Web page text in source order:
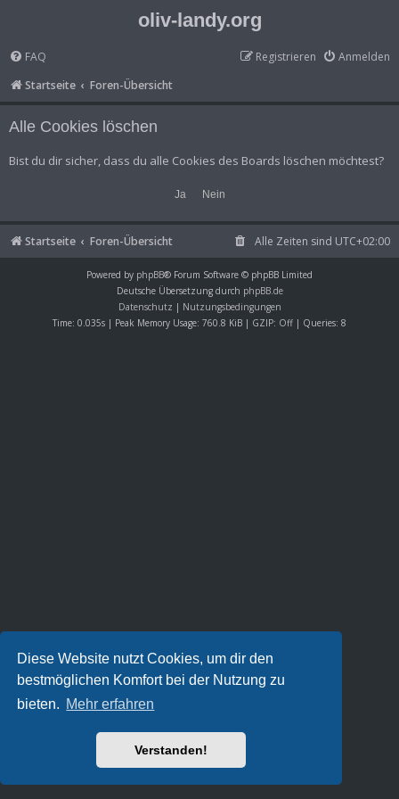
Diese Website nutzt Cookies, um dir den
bestmöglichen Komfort bei der Nutzung zu
bieten. Mehr erfahren
Verstanden!
oliv-landy.org
FAQ Anmelden
Registrieren
Startseite
Foren-Übersicht
Alle Cookies löschen
Bist du dir sicher, dass du alle Cookies des Boards löschen möchtest?
Startseite Foren-Übersicht Alle Zeiten sind UTC+02:00
Powered by phpBB® Forum Software © phpBB Limited
Deutsche Übersetzung durch phpBB.de
Datenschutz | Nutzungsbedingungen
Time: 0.035s | Peak Memory Usage: 760.8 KiB | GZIP: Off | Queries: 8